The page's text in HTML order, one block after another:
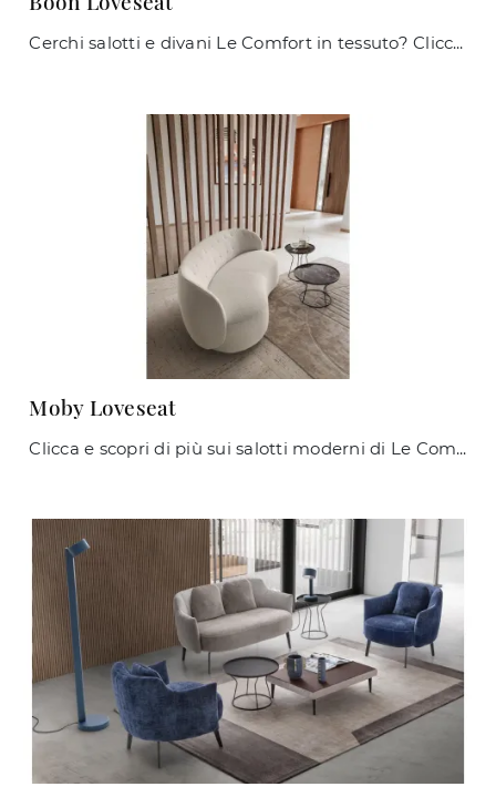
Cerchi salotti e divani Le Comfort in tessuto? Clicca e scopri di più sul modello Boon Loveseat per spazi moderni.
Moby Loveseat
Clicca e scopri di più sui salotti moderni di Le Comfort! Vari modelli di divani, come Moby Loveseat, ti attendono.